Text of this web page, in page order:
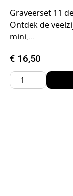
Graveerset 11
Ontdek de
mini,…
€ 16,50